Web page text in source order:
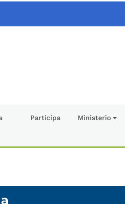
Participa Ministerio